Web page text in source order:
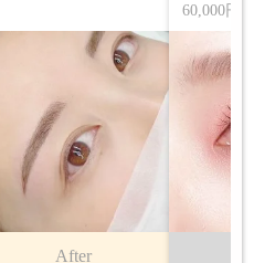
After
60,000円(